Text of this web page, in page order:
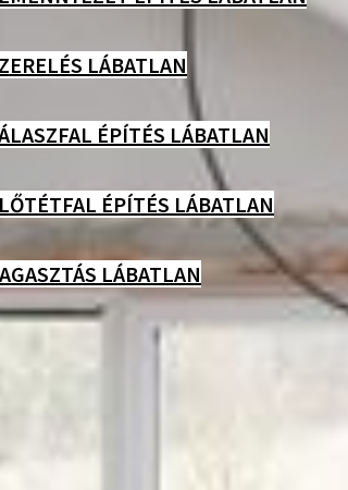
LÁBATLAN
ÉPÍTÉS LÁBATLAN
ÉPÍTÉS LÁBATLAN
LÁBATLAN